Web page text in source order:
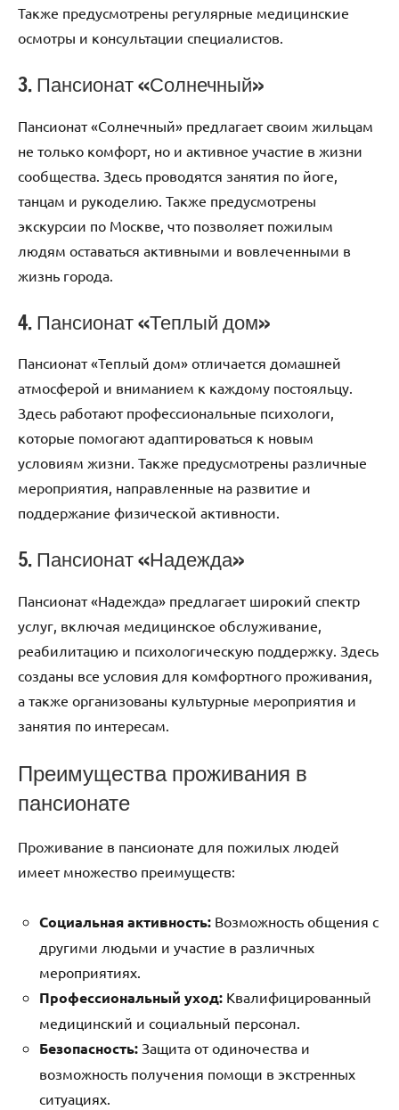
Также предусмотрены регулярные медицинские
осмотры и консультации специалистов.
3. Пансионат «Солнечный»
Пансионат «Солнечный» предлагает своим жильцам
не только комфорт, но и активное участие в жизни
сообщества. Здесь проводятся занятия по йоге,
танцам и рукоделию. Также предусмотрены
экскурсии по Москве, что позволяет пожилым
людям оставаться активными и вовлеченными в
жизнь города.
4. Пансионат «Теплый дом»
Пансионат «Теплый дом» отличается домашней
атмосферой и вниманием к каждому постояльцу.
Здесь работают профессиональные психологи,
которые помогают адаптироваться к новым
условиям жизни. Также предусмотрены различные
мероприятия, направленные на развитие и
поддержание физической активности.
5. Пансионат «Надежда»
Пансионат «Надежда» предлагает широкий спектр
услуг, включая медицинское обслуживание,
реабилитацию и психологическую поддержку. Здесь
созданы все условия для комфортного проживания,
а также организованы культурные мероприятия и
занятия по интересам.
Преимущества проживания в
пансионате
Проживание в пансионате для пожилых людей
имеет множество преимуществ:
Социальная активность: Возможность общения с
другими людьми и участие в различных
мероприятиях.
Профессиональный уход: Квалифицированный
медицинский и социальный персонал.
Безопасность: Защита от одиночества и
возможность получения помощи в экстренных
ситуациях.